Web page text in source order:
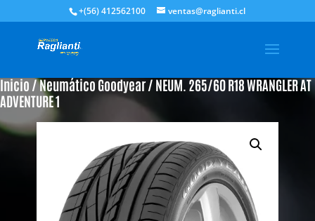
+(56) 412562100 ventas@raglianti.cl
Inicio /Neumático Goodyear/ NEUM. 265/60 R18 WRANGLER AT
ADVENTURE 1